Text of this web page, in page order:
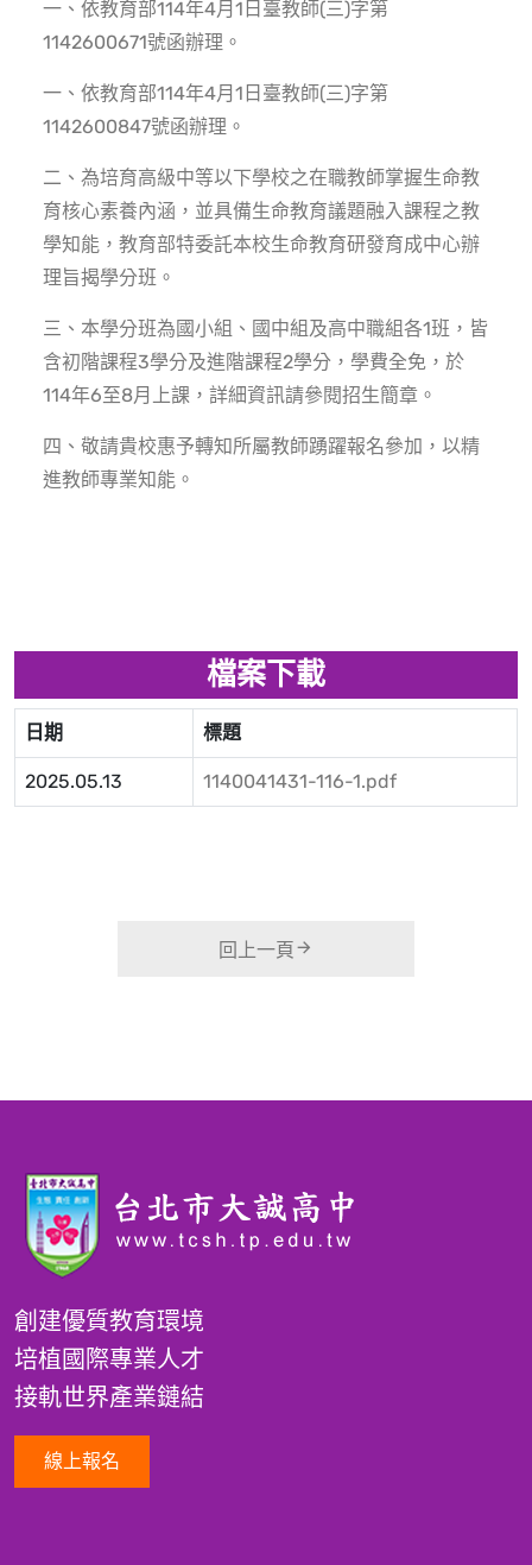
一、依教育部114年4月1日臺教師(三)字第
1142600671號函辦理。
一、依教育部114年4月1日臺教師(三)字第
1142600847號函辦理。
二、為培育高級中等以下學校之在職教師掌握生命教
育核心素養內涵，並具備生命教育議題融入課程之教
學知能，教育部特委託本校生命教育研發育成中心辦
理旨揭學分班。
三、本學分班為國小組、國中組及高中職組各1班，皆
含初階課程3學分及進階課程2學分，學費全免，於
114年6至8月上課，詳細資訊請參閱招生簡章。
四、敬請貴校惠予轉知所屬教師踴躍報名參加，以精
進教師專業知能。
檔案下載
日期 標題
2025.05.13 1140041431-116-1.pdf
回上一頁
創建優質教育環境
培植國際專業人才
接軌世界產業鏈結
線上報名